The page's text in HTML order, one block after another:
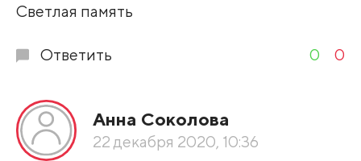
Светлая память
Ответить 0 0
Анна Соколова
22 декабря 2020, 10:36